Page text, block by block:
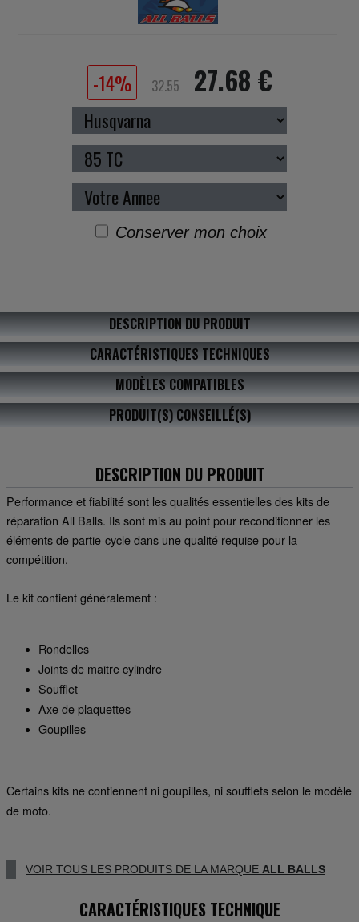
-14% 32.55 27.68 €
Conserver mon choix
DESCRIPTION DU PRODUIT
CARACTÉRISTIQUES TECHNIQUES
MODÈLES COMPATIBLES
PRODUIT(S) CONSEILLÉ(S)
DESCRIPTION DU PRODUIT
Performance et fiabilité sont les qualités essentielles des kits de
réparation All Balls. Ils sont mis au point pour reconditionner les
éléments de partie-cycle dans une qualité requise pour la
compétition.
Le kit contient généralement :
Rondelles
Joints de maitre cylindre
Soufflet
Axe de plaquettes
Goupilles
Certains kits ne contiennent ni goupilles, ni soufflets selon le modèle
de moto.
VOIR TOUS LES PRODUITS DE LA MARQUE ALL BALLS
CARACTÉRISTIQUES TECHNIQUE